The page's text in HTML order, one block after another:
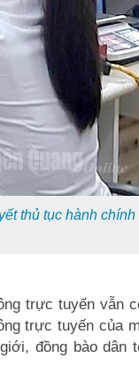
thủ tục hành chính
trực tuyến vẫn
trực tuyến của
đồng bào dân